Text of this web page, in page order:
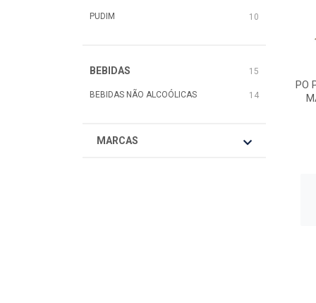
PUDIM 10
BEBIDAS 15
BEBIDAS NÃO ALCOÓLICAS 14
MARCAS
PO